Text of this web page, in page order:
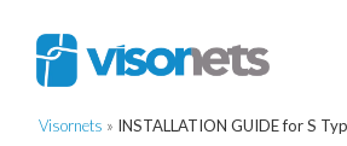
Visornets » INSTALLATION GUIDE for S